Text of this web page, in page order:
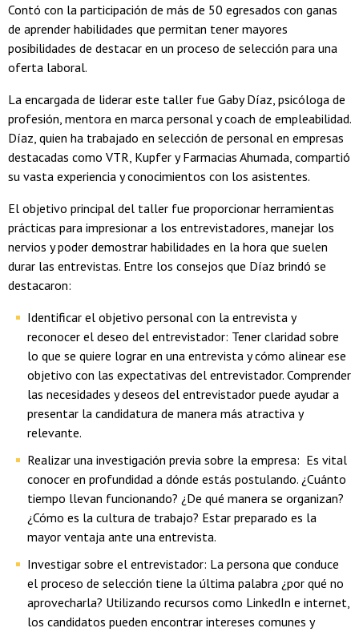
Contó con la participación de más de 50 egresados con ganas
de aprender habilidades que permitan tener mayores
posibilidades de destacar en un proceso de selección para una
oferta laboral.
La encargada de liderar este taller fue Gaby Díaz, psicóloga de
profesión, mentora en marca personal y coach de empleabilidad.
Díaz, quien ha trabajado en selección de personal en empresas
destacadas como VTR, Kupfer y Farmacias Ahumada, compartió
su vasta experiencia y conocimientos con los asistentes.
El objetivo principal del taller fue proporcionar herramientas
prácticas para impresionar a los entrevistadores, manejar los
nervios y poder demostrar habilidades en la hora que suelen
durar las entrevistas. Entre los consejos que Díaz brindó se
destacaron:
Identificar el objetivo personal con la entrevista y
reconocer el deseo del entrevistador: Tener claridad sobre
lo que se quiere lograr en una entrevista y cómo alinear ese
objetivo con las expectativas del entrevistador. Comprender
las necesidades y deseos del entrevistador puede ayudar a
presentar la candidatura de manera más atractiva y
relevante.
Realizar una investigación previa sobre la empresa: Es vital
conocer en profundidad a dónde estás postulando. ¿Cuánto
tiempo llevan funcionando? ¿De qué manera se organizan?
¿Cómo es la cultura de trabajo? Estar preparado es la
mayor ventaja ante una entrevista.
Investigar sobre el entrevistador: La persona que conduce
el proceso de selección tiene la última palabra ¿por qué no
aprovecharla? Utilizando recursos como LinkedIn e internet,
los candidatos pueden encontrar intereses comunes y